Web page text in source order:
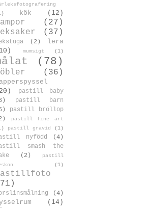
kök (12)
(27)
(37)
(2)
lera
mumsigt (1)
(78)
(36)
pastill baby
pastill barn
pastill bröllop
pastill fine art
pastill gravid (1)
nyfödd
(4)
smash the
(2)
pastill
(1)
(4)
(14)